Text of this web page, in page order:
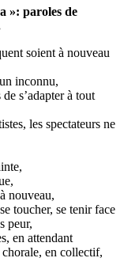
»: paroles de
soient à nouveau
inconnu,
s’adapter à tout
les spectateurs ne
nouveau,
toucher, se tenir face
peur,
en attendant
en collectif,